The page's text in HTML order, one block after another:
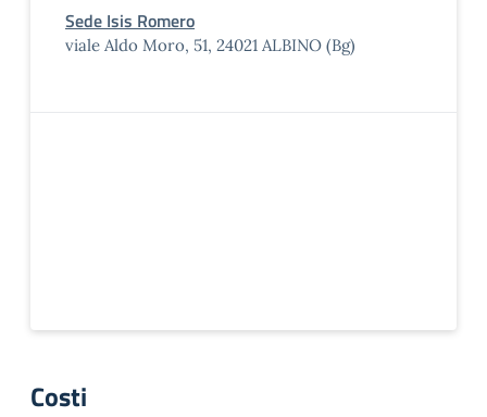
Sede Isis Romero
viale Aldo Moro, 51, 24021 ALBINO (Bg)
Costi